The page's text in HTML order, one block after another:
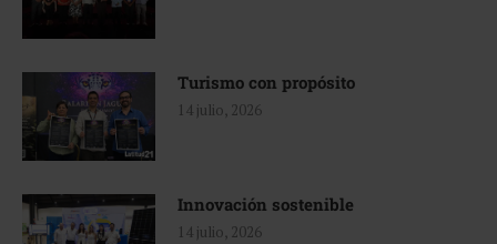
Turismo con propósito
14 julio, 2026
Innovación sostenible
14 julio, 2026